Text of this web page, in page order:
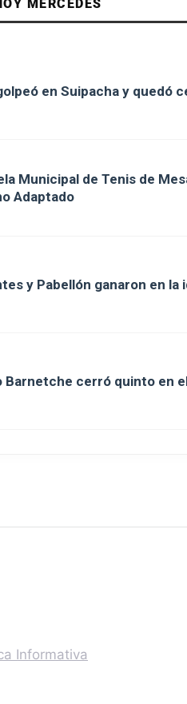
MERCEDES
en Suipacha y quedó
Municipal de Tenis de
Adaptado
y Pabellón ganaron en
Barnetche cerró quinto en
Informativa